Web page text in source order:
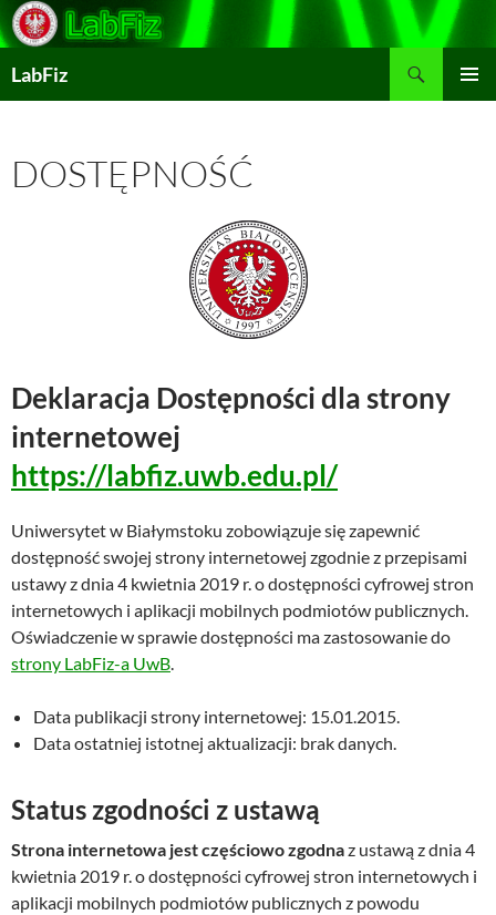
Przejdź
do
treści
LabFiz
DOSTĘPNOŚĆ
Deklaracja Dostępności dla strony
internetowej
https://labfiz.uwb.edu.pl/
Uniwersytet w Białymstoku zobowiązuje się zapewnić
dostępność swojej strony internetowej zgodnie z przepisami
ustawy z dnia 4 kwietnia 2019 r. o dostępności cyfrowej stron
internetowych i aplikacji mobilnych podmiotów publicznych.
Oświadczenie w sprawie dostępności ma zastosowanie do
strony LabFiz-a UwB.
Data publikacji strony internetowej: 15.01.2015.
Data ostatniej istotnej aktualizacji: brak danych.
Status zgodności z ustawą
Strona internetowa jest częściowo zgodnaz ustawą z dnia 4
kwietnia 2019 r. o dostępności cyfrowej stron internetowych i
aplikacji mobilnych podmiotów publicznych z powodu